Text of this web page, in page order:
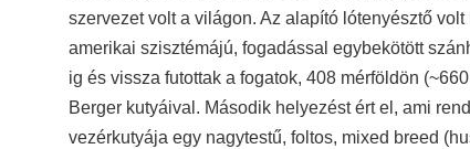
szervezet volt a világon. Az alapító lótenyésztő
amerikai szisztémájú, fogadással egybekötött
ig és vissza futottak a fogatok, 408 mérföldön
Berger kutyáival. Második helyezést ért el, ami
vezérkutyája egy nagytestű, foltos, mixed breed